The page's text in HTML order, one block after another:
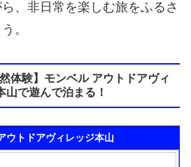
、非日常を楽しむ旅をふるさ
。
体験】モンベル アウトドアヴィ
山で遊んで泊まる！
ウトドアヴィレッジ本山